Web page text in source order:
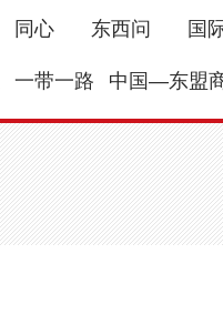
同心 东西问 国
一带一路 中国—东盟